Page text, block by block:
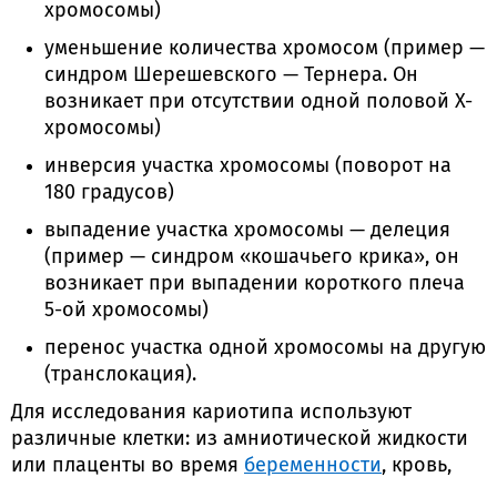
хромосомы)
уменьшение количества хромосом (пример —
синдром Шерешевского — Тернера. Он
возникает при отсутствии одной половой Х-
хромосомы)
инверсия участка хромосомы (поворот на
180 градусов)
выпадение участка хромосомы — делеция
(пример — синдром «кошачьего крика», он
возникает при выпадении короткого плеча
5-ой хромосомы)
перенос участка одной хромосомы на другую
(транслокация).
Для исследования кариотипа используют
различные клетки: из амниотической жидкости
или плаценты во время беременности, кровь,